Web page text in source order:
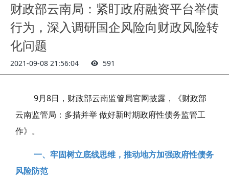
财政部云南局：紧盯政府融资平台举债
行为，深入调研国企风险向财政风险转
化问题
2021-09-08 21:56:04 591
9月8日，财政部云南监管局官网披露，
《财政部
云南监管局：多措并举 做好新时期政府性债务监管工
作》 。
一、牢固树立底线思维，推动地方加强政府性债务
风险防范